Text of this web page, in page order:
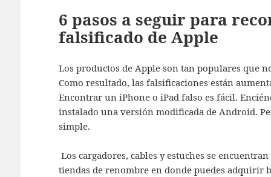
6 pasos a seguir para
falsificado de Apple
Los productos de Apple son tan populares que
Como resultado, las falsificaciones están
Encontrar un iPhone o iPad falso es fácil.
instalado una versión modificada de Android.
simple.
Los cargadores, cables y estuches se
tiendas de renombre en donde puedes adquirir